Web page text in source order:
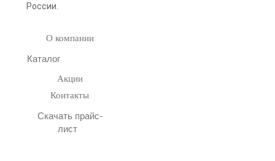
России.
О компании
Каталог
Акции
Контакты
Скачать прайс-
лист